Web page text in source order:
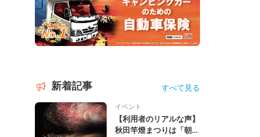
新着記事 すべて見る
イベント
【利用者のリアルな声】
秋田竿燈まつりは「朝か